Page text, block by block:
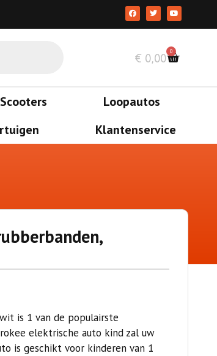
€ 0,00 0
Loopautos
Klantenservice
is 1 van de populairste
elektrische auto kind zal uw
is geschikt voor kinderen van 1